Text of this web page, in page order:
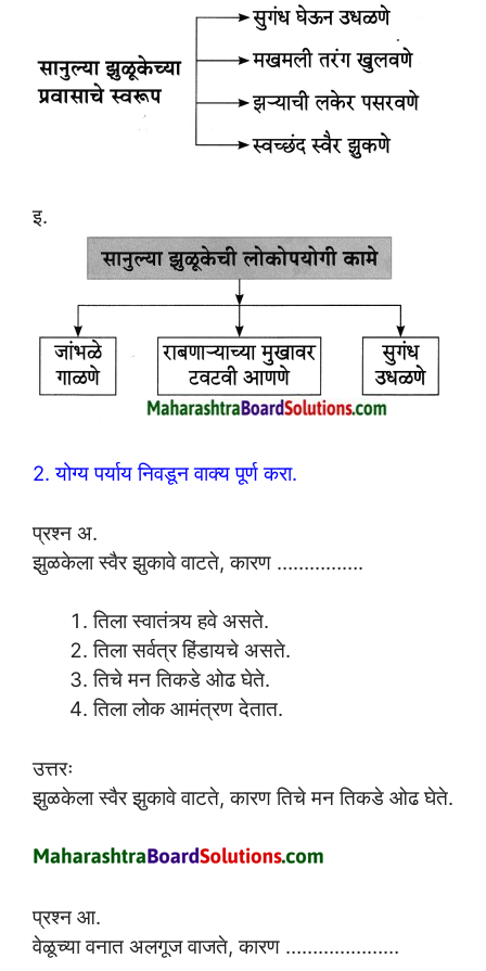
इ.
2. योग्य पर्याय निवडून वाक्य पूर्ण करा.
प्रश्न अ.
झुळकेला स्वैर झुकावे वाटते, कारण …………….
तिला स्वातंत्र्य हवे असते.
तिला सर्वत्र हिंडायचे असते.
तिचे मन तिकडे ओढ घेते.
तिला लोक आमंत्रण देतात.
उत्तरः
झुळकेला स्वैर झुकावे वाटते, कारण तिचे मन तिकडे ओढ घेते.
प्रश्न आ.
वेळूच्या वनात अलगूज वाजते, कारण …………………